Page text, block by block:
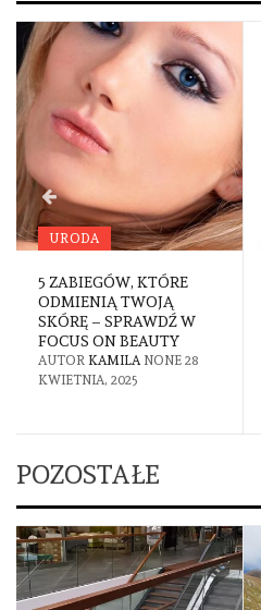
URODA
5 ZABIEGÓW, KTÓRE
ODMIENIĄ TWOJĄ
SKÓRĘ – SPRAWDŹ W
FOCUS ON BEAUTY
AUTOR KAMILA NONE 28
KWIETNIA, 2025
POZOSTAŁE